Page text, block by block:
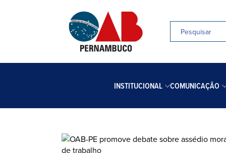
INSTITUCIONAL COMUNICAÇÃO